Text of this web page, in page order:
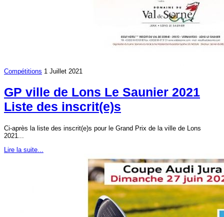
Compétitions 1 Juillet 2021
GP ville de Lons Le Saunier 2021
Liste des inscrit(e)s
Ci-après la liste des inscrit(e)s pour le Grand Prix de la ville de Lons
2021...
Lire la suite...